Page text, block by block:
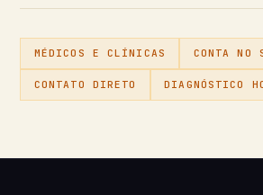
MÉDICOS E CLÍNICAS CONTA NO
CONTATO DIRETO DIAGNÓSTICO